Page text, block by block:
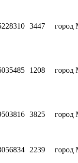
3447 город
1208 город
3825 город
2239 город